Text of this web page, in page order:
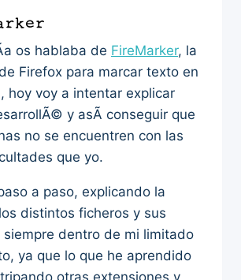
os hablaba de FireMarker, la
Firefox para marcar texto en
hoy voy a intentar explicar
y asÃ­ conseguir que
no se encuentren con las
que yo.
a paso, explicando la
distintos ficheros y sus
dentro de mi limitado
ya que lo que he aprendido